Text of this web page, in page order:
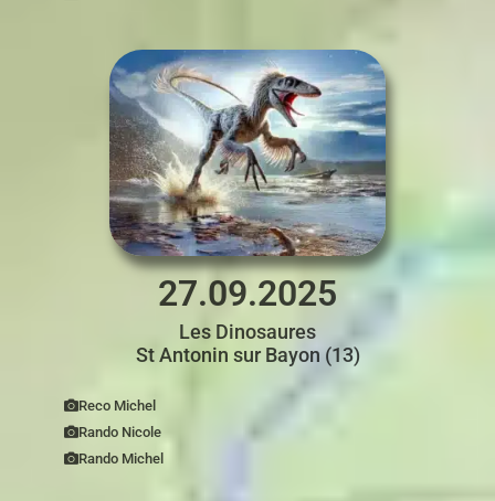
27.09.2025
Les Dinosaures
St Antonin sur Bayon (13)
Reco Michel
Rando Nicole
Rando Michel